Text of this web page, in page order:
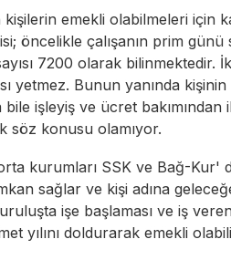
kişilerin emekli olabilmeleri için
öncelikle çalışanın prim günü
7200 olarak bilinmektedir.
yetmez. Bunun yanında
bile işleyiş ve ücret
söz konusu olamıyor.
kurumları SSK ve Bağ-Kur'
sağlar ve kişi adına
işe başlaması ve iş
yılını doldurarak emekli